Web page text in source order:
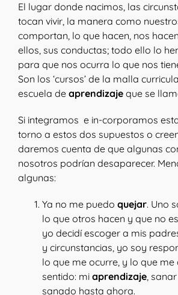
El lugar donde nacimos, las
tocan vivir, la manera como
comportan, lo que hacen, nos
ellos, sus conductas; todo ello lo
para que nos ocurra lo que nos
Son los ‘cursos’ de la malla
escuela de aprendizaje que se
Si integramos e in-corporamos
torno a estos dos supuestos o
daremos cuenta de que algunas
nosotros podrían desaparecer.
algunas:
Ya no me puedo quejar. Uno
lo que otros hacen y que no
yo decidí escoger a mis
y circunstancias, yo soy
lo que me ocurre, y lo que me
sentido: mi aprendizaje,
sanado hasta ahora.